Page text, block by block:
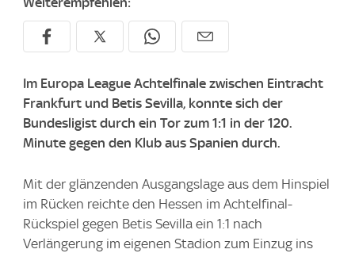
Im Europa League Achtelfinale zwischen Eintracht
Frankfurt und Betis Sevilla, konnte sich der
Bundesligist durch ein Tor zum 1:1 in der 120.
Minute gegen den Klub aus Spanien durch.
Mit der glänzenden Ausgangslage aus dem Hinspiel
im Rücken reichte den Hessen im Achtelfinal-
Rückspiel gegen Betis Sevilla ein 1:1 nach
Verlängerung im eigenen Stadion zum Einzug ins